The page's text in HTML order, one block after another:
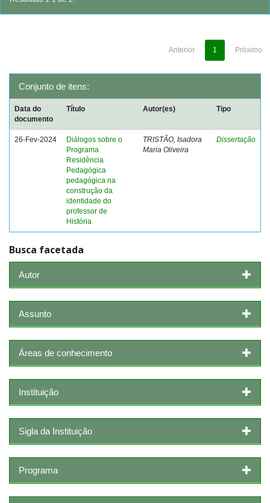
Anterior 1 Próximo
Conjunto de itens:
Data do
documento
Título Autor(es) Tipo
26-Fev-2024
Diálogos sobre o
Programa
Residência
Pedagógica
pedagógica na
construção da
identidade do
professor de
História
TRISTÃO, Isadora
Maria Oliveira
Dissertação
Busca facetada
Autor
Assunto
Áreas de conhecimento
Instituição
Sigla da Instituição
Programa